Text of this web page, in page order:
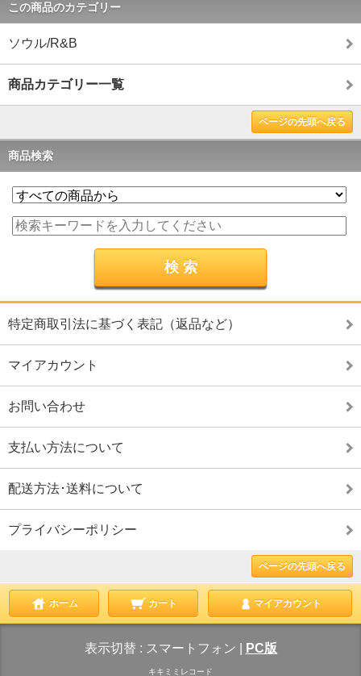
この商品のカテゴリー
ソウル/R&B
商品カテゴリー一覧
ページの先頭へ戻る
商品検索
特定商取引法に基づく表記（返品など）
マイアカウント
お問い合わせ
支払い方法について
配送方法･送料について
プライバシーポリシー
ページの先頭へ戻る
ホーム カート マイアカウント
表示切替 : スマートフォン PC版
キキミミレコード